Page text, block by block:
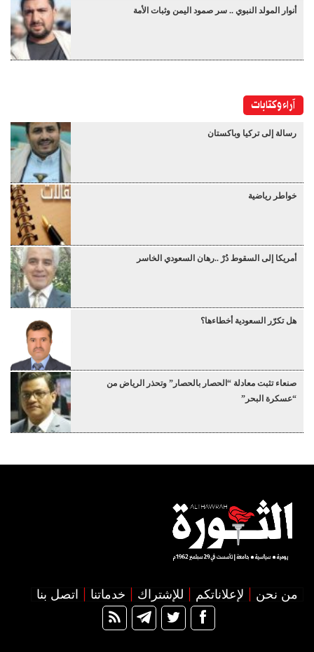
أنوار المولد النبوي .. سر صمود اليمن وثبات الأمة
آراء وكتابات
رسالة إلى تركيا وباكستان
خواطر رياضية
أمريكا إلى السقوط دُرْ ..رهان السعودي الخاسر
هل تكرّر السعودية أخطاءها؟
صنعاء تثبت معادلة “الحصار بالحصار” وتحذر الرياض من
“عسكرة البحر”
من نحن لإعلاناتكم للإشتراك خدماتنا اتصل بنا